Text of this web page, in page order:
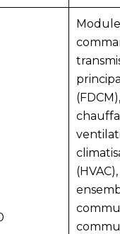
(FDCM),
(HVAC),